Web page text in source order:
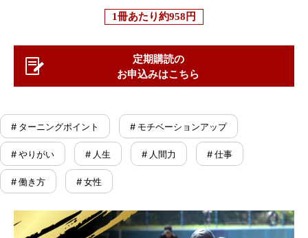
1冊あたり約958円
定期購読の
お申込みはこちら
# ターニングポイント # モチベーションアップ
# やりがい # 人生 # 人間力 # 仕事
# 働き方 # 女性